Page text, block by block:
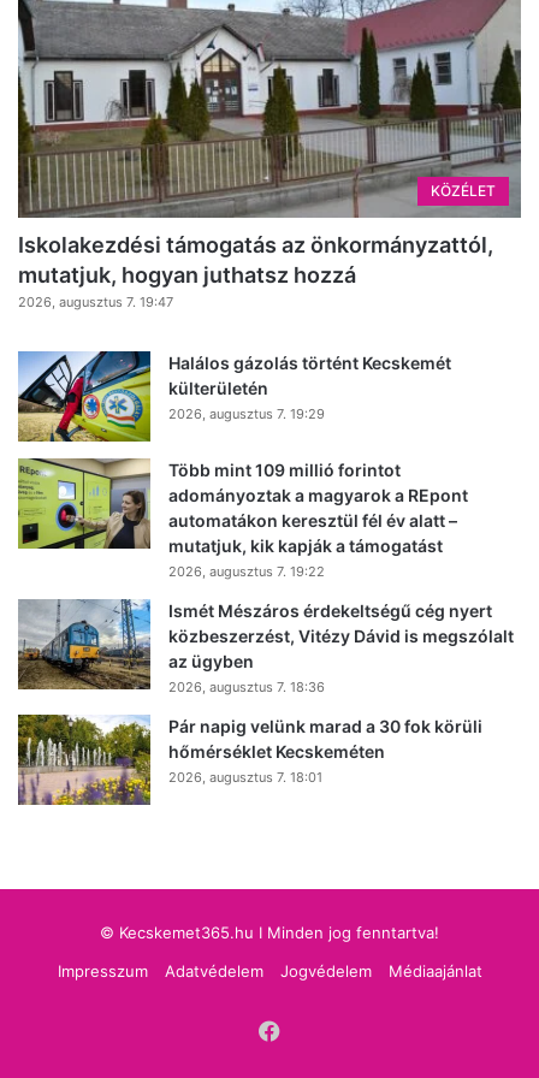
KÖZÉLET
Iskolakezdési támogatás az önkormányzattól,
mutatjuk, hogyan juthatsz hozzá
2026, augusztus 7. 19:47
Halálos gázolás történt Kecskemét
külterületén
2026, augusztus 7. 19:29
Több mint 109 millió forintot
adományoztak a magyarok a REpont
automatákon keresztül fél év alatt –
mutatjuk, kik kapják a támogatást
2026, augusztus 7. 19:22
Ismét Mészáros érdekeltségű cég nyert
közbeszerzést, Vitézy Dávid is megszólalt
az ügyben
2026, augusztus 7. 18:36
Pár napig velünk marad a 30 fok körüli
hőmérséklet Kecskeméten
2026, augusztus 7. 18:01
© Kecskemet365.hu I Minden jog fenntartva!
Impresszum
Adatvédelem Jogvédelem Médiaajánlat